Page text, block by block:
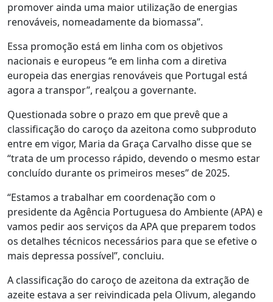
promover ainda uma maior utilização de energias
renováveis, nomeadamente da biomassa”.
Essa promoção está em linha com os objetivos
nacionais e europeus “e em linha com a diretiva
europeia das energias renováveis que Portugal está
agora a transpor”, realçou a governante.
Questionada sobre o prazo em que prevê que a
classificação do caroço da azeitona como subproduto
entre em vigor, Maria da Graça Carvalho disse que se
“trata de um processo rápido, devendo o mesmo estar
concluído durante os primeiros meses” de 2025.
“Estamos a trabalhar em coordenação com o
presidente da Agência Portuguesa do Ambiente (APA) e
vamos pedir aos serviços da APA que preparem todos
os detalhes técnicos necessários para que se efetive o
mais depressa possível”, concluiu.
A classificação do caroço de azeitona da extração de
azeite estava a ser reivindicada pela Olivum, alegando